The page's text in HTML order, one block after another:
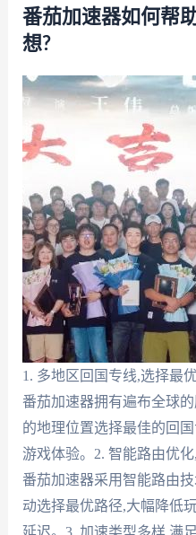
番茄加速器如何帮
想?
1. 多地区回国专线,选择最
番茄加速器拥有遍布全球
的地理位置选择最佳的回
游戏体验。2. 智能路由优
番茄加速器采用智能路由
动选择最优路径,大幅降低